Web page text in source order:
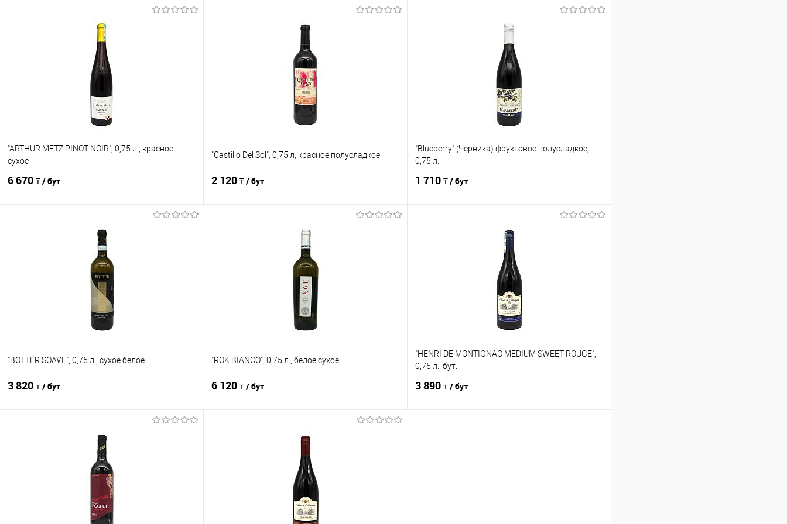
"ARTHUR METZ PINOT NOIR", 0,75 л., красное
сухое
6 670 ₸ / бут
В корзину
"Castillo Del Sol", 0,75 л, красное полусладкое
2 120 ₸ / бут
В корзину
"Blueberry" (Черника) фруктовое полусладкое,
0,75 л.
1 710 ₸ / бут
В корзину
"BOTTER SOAVE", 0,75 л., сухое белое
3 820 ₸ / бут
В корзину
"ROK BIANCO", 0,75 л., белое сухое
6 120 ₸ / бут
В корзину
"HENRI DE MONTIGNAC MEDIUM SWEET ROUGE",
0,75 л., бут.
3 890 ₸ / бут